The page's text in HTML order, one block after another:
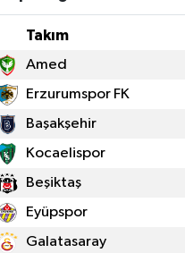
Takım
Amed
Erzurumspor FK
Başakşehir
Kocaelispor
Beşiktaş
Eyüpspor
Galatasaray